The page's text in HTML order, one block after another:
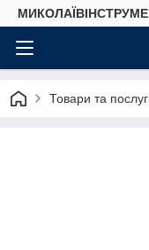
Товари та